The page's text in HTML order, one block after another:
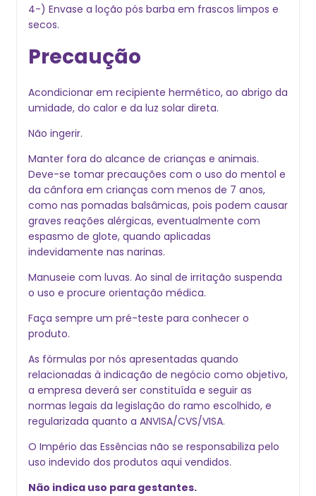
4-) Envase a loção pós barba em frascos limpos e
secos.
Precaução
Acondicionar em recipiente hermético, ao abrigo da
umidade, do calor e da luz solar direta.
Não ingerir.
Manter fora do alcance de crianças e animais.
Deve-se tomar precauções com o uso do mentol e
da cânfora em crianças com menos de 7 anos,
como nas pomadas balsâmicas, pois podem causar
graves reações alérgicas, eventualmente com
espasmo de glote, quando aplicadas
indevidamente nas narinas.
Manuseie com luvas. Ao sinal de irritação suspenda
o uso e procure orientação médica.
Faça sempre um pré-teste para conhecer o
produto.
As fórmulas por nós apresentadas quando
relacionadas à indicação de negócio como objetivo,
a empresa deverá ser constituída e seguir as
normas legais da legislação do ramo escolhido, e
regularizada quanto a ANVISA/CVS/VISA.
O Império das Essências não se responsabiliza pelo
uso indevido dos produtos aqui vendidos.
Não indica uso para gestantes.